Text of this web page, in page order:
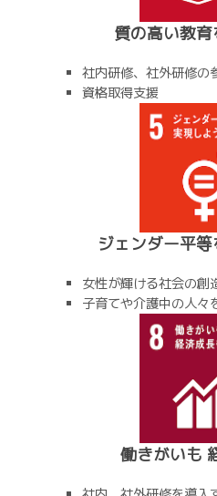
質の高い教
社内研修、社外研修の
資格取得支援
ジェンダー平
女性が輝ける社会の創
子育てや介護中の人々
働きがいも